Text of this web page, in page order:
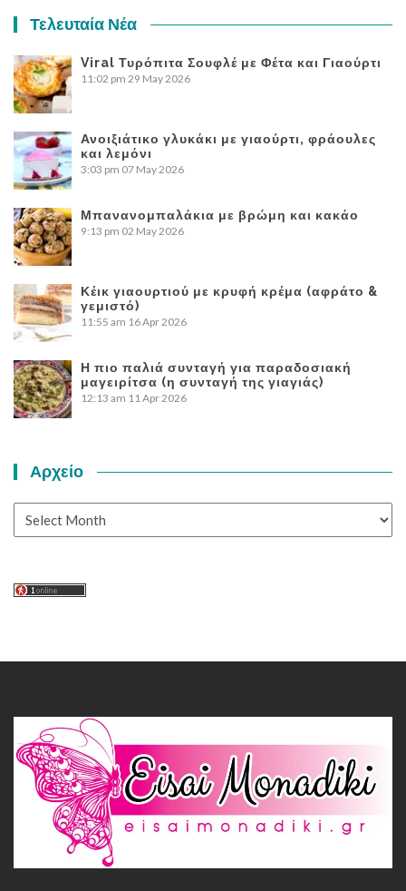
Τελευταία Νέα
Viral Τυρόπιτα Σουφλέ με Φέτα και Γιαούρτι
11:02 pm 29 May 2026
Ανοιξιάτικο γλυκάκι με γιαούρτι, φράουλες
και λεμόνι
3:03 pm 07 May 2026
Μπανανομπαλάκια με βρώμη και κακάο
9:13 pm 02 May 2026
Κέικ γιαουρτιού με κρυφή κρέμα (αφράτο &
γεμιστό)
11:55 am 16 Apr 2026
Η πιο παλιά συνταγή για παραδοσιακή
μαγειρίτσα (η συνταγή της γιαγιάς)
12:13 am 11 Apr 2026
Αρχείο